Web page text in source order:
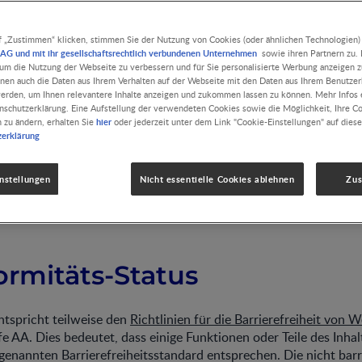
15. 5. 2025
um Barrierefreiheit für alle Nutzer. Wir arbeiten an einer
Nutzungserlebnisses, indem wir die relevanten Standards für
Sie uns
uns über Ihre Rückmeldung und werden sie als Basis für
Status
teilweise den Richtlinien für die Barrierefreiheit von
AA. Dies bedeutet, dass einige Funktionen oder Teile des
Barrierefreiheitsstandard entsprechen. Die nicht
„Zustimmen“ klicken, stimmen Sie der Nutzung von Cookies (oder ähnlichen
und mit ihr gesellschaftsrechtlich verbundenen Unternehmen sowie ihren Partnern zu.
die Nutzung der Webseite zu verbessern und für Sie personalisierte Werbung anzeigen
auch die Daten aus Ihrem Verhalten auf der Webseite mit den Daten aus Ihrem
um Ihnen relevantere Inhalte anzeigen und zukommen lassen zu können. Mehr Infos
Eine Aufstellung der verwendeten Cookies sowie die Möglichkeit, Ihre
zu ändern, erhalten Siehier oder jederzeit unter dem Link "Cookie-Einstellungen" auf
Nicht essentielle Cookies ablehnen